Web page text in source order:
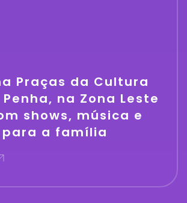
Praças da Cultura
na Zona Leste
shows, música e
a família